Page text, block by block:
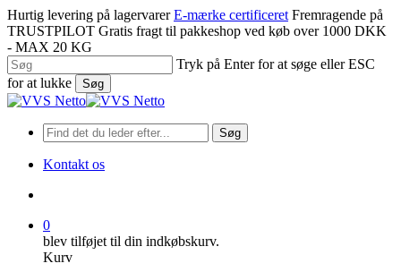
Spring
til
hovedindhold
Hurtig levering på lagervarer E-mærke certificeret Fremragende på
TRUSTPILOT Gratis fragt til pakkeshop ved køb over 1000 DKK
- MAX 20 KG
Tryk på Enter for at søge eller ESC
for at lukke
Søg
Luk
Søg
Kontakt os
0
blev tilføjet til din indkøbskurv.
Kurv